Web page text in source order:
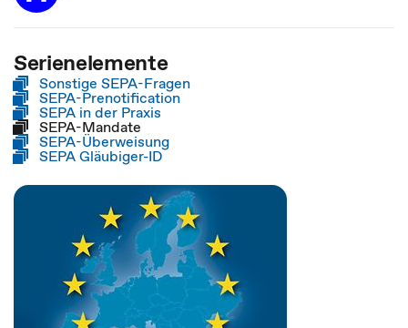
Serienelemente
Sonstige SEPA-Fragen
SEPA-Prenotification
SEPA in der Praxis
SEPA-Mandate
SEPA-Überweisung
SEPA Gläubiger-ID